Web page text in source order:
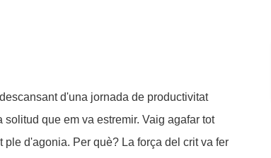
d'una jornada de productivitat
que em va estremir. Vaig agafar tot
ple d'agonia. Per què? La força del crit va fer